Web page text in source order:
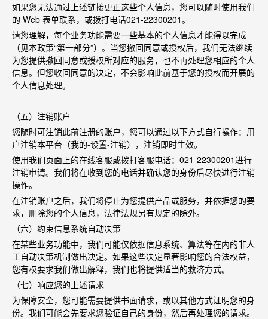
如果您无法通过上述链接更正这些个人信息，您可以随时使用我们
的 Web 表单联系，或拨打电话021-22300201。
请您理解，每个业务功能需要一些基本的个人信息才能得以完成
（见本政策“第一部分”）。当您撤回同意或授权后，我们无法继续
为您提供撤回同意或授权所对应的服务，也不再处理您相应的个人
信息。但您收回同意的决定，不会影响此前基于您的授权而开展的
个人信息处理。
（五）注销账户
您随时可注销此前注册的账户，您可以通过以下方式自行操作：用
户注销本平台（我的-设置-注销），注销即时生效。
使用我们页面上的在线客服或拨打客服电话： 021-22300201进行
注销申请。我们将在收到您的电话并确认您的身份后尽快进行注销
操作。
在注销账户之后，我们将停止为您提供产品或服务，并依据您的要
求，删除您的个人信息，法律法规另有规定的除外。
（六）约束信息系统自动决策
在某些业务功能中，我们可能仅依据信息系统、算法等在内的非人
工自动决策机制做出决定。如果这些决定显著影响您的合法权益，
您有权要求我们做出解释，我们也将提供适当的救济方式。
（七）响应您的上述请求
为保障安全，您可能需要提供书面请求，或以其他方式证明您的身
份。我们可能会先要求您验证自己的身份，然后再处理您的请求。